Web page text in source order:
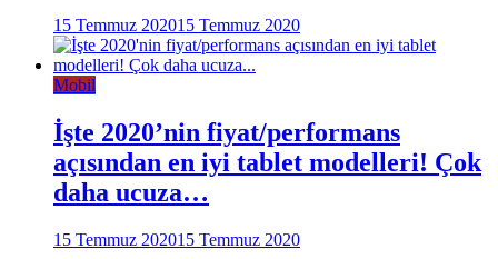
15 Temmuz 202015 Temmuz 2020
Mobil
İşte 2020’nin fiyat/performans
açısından en iyi tablet modelleri! Çok
daha ucuza…
15 Temmuz 202015 Temmuz 2020